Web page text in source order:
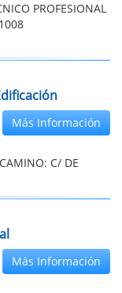
PROFESIONAL
Más Información
C/ DE
Más Información